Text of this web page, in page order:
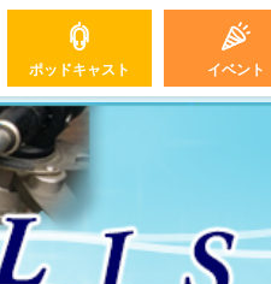
ポッドキャスト イベント